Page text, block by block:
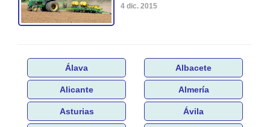
4 dic. 2015
Álava Albacete
Alicante Almería
Asturias Ávila